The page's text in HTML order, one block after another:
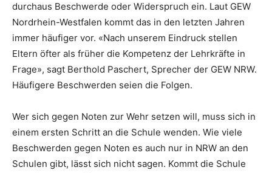
durchaus Beschwerde oder Widerspruch ein. Laut GEW
Nordrhein-Westfalen kommt das in den letzten Jahren
immer häufiger vor. «Nach unserem Eindruck stellen
Eltern öfter als früher die Kompetenz der Lehrkräfte in
Frage», sagt Berthold Paschert, Sprecher der GEW NRW.
Häufigere Beschwerden seien die Folgen.
Wer sich gegen Noten zur Wehr setzen will, muss sich in
einem ersten Schritt an die Schule wenden. Wie viele
Beschwerden gegen Noten es auch nur in NRW an den
Schulen gibt, lässt sich nicht sagen. Kommt die Schule